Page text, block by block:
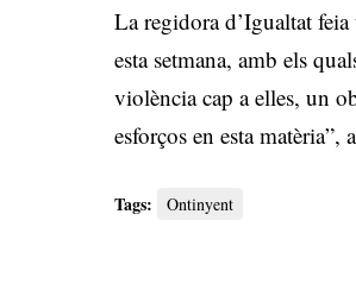
La regidora d’Igualtat
esta setmana, amb els
violència cap a elles, un
esforços en esta matèria”,
Tags: Ontinyent